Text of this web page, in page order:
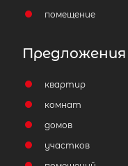
помещение
квартир
комнат
домов
участков